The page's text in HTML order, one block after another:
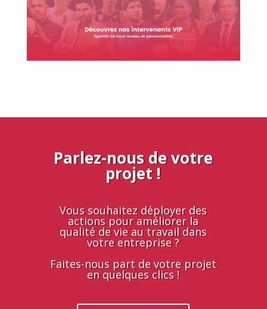
Parlez-nous de votre
projet !
Vous souhaitez déployer des
actions pour améliorer la
qualité de vie au travail dans
votre entreprise ?
Faites-nous part de votre projet
en quelques clics !